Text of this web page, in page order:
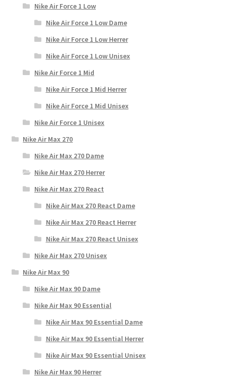
Nike Air Force 1 Low
Nike Air Force 1 Low Dame
Nike Air Force 1 Low Herrer
Nike Air Force 1 Low Unisex
Nike Air Force 1 Mid
Nike Air Force 1 Mid Herrer
Nike Air Force 1 Mid Unisex
Nike Air Force 1 Unisex
Nike Air Max 270
Nike Air Max 270 Dame
Nike Air Max 270 Herrer
Nike Air Max 270 React
Nike Air Max 270 React Dame
Nike Air Max 270 React Herrer
Nike Air Max 270 React Unisex
Nike Air Max 270 Unisex
Nike Air Max 90
Nike Air Max 90 Dame
Nike Air Max 90 Essential
Nike Air Max 90 Essential Dame
Nike Air Max 90 Essential Herrer
Nike Air Max 90 Essential Unisex
Nike Air Max 90 Herrer